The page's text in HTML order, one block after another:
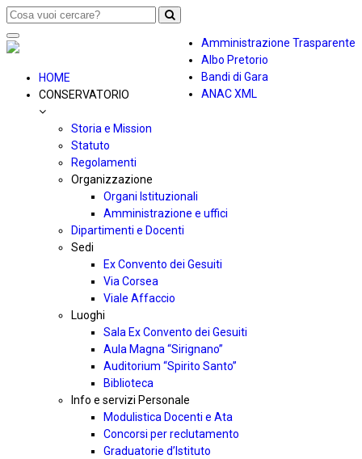
Amministrazione Trasparente
Albo Pretorio
Bandi di Gara
ANAC XML
Toggle
navigation
HOME
CONSERVATORIO
Storia e Mission
Statuto
Regolamenti
Organizzazione
Organi Istituzionali
Amministrazione e uffici
Dipartimenti e Docenti
Sedi
Ex Convento dei Gesuiti
Via Corsea
Viale Affaccio
Luoghi
Sala Ex Convento dei Gesuiti
Aula Magna “Sirignano”
Auditorium “Spirito Santo”
Biblioteca
Info e servizi Personale
Modulistica Docenti e Ata
Concorsi per reclutamento
Graduatorie d’Istituto